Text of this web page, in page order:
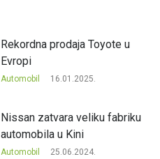
Rekordna prodaja Toyote u
Evropi
Automobil 16.01.2025.
Nissan zatvara veliku fabriku
automobila u Kini
Automobil 25.06.2024.